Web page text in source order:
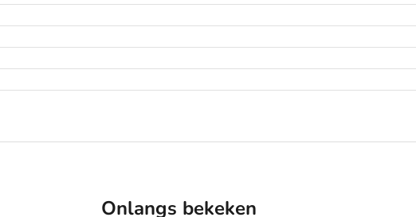
Onlangs bekeken